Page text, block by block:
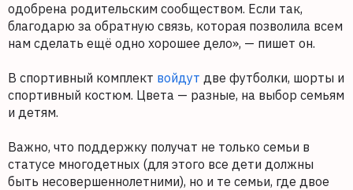
одобрена родительским сообществом. Если так,
благодарю за обратную связь, которая позволила всем
нам сделать ещё одно хорошее дело», — пишет он.
В спортивный комплект войдут две футболки, шорты и
спортивный костюм. Цвета — разные, на выбор семьям
и детям.
Важно, что поддержку получат не только семьи в
статусе многодетных (для этого все дети должны
быть несовершеннолетними), но и те семьи, где двое